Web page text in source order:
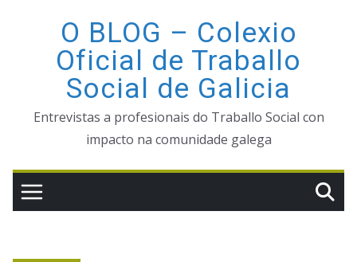
O BLOG – Colexio
Oficial de Traballo
Social de Galicia
Entrevistas a profesionais do Traballo Social con
impacto na comunidade galega